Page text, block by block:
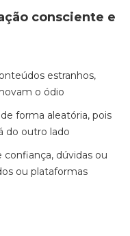
consciente e
estranhos,
o ódio
forma aleatória, pois
do outro lado
dúvidas ou
ou plataformas